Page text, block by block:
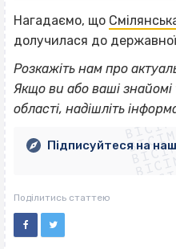
Нагадаємо, що
долучилася до
Розкажіть нам про
Якщо ви або ваші
області, надішліть
Підписуйтеся на
Поділитись статтею